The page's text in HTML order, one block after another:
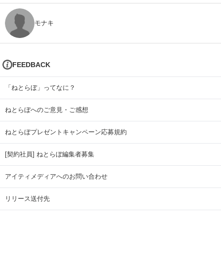
モナキ
FEEDBACK
「ねとらぼ」ってなに？
ねとらぼへのご意見・ご感想
ねとらぼプレゼントキャンペーン応募規約
[契約社員] ねとらぼ編集者募集
アイティメディアへのお問い合わせ
リリース送付先